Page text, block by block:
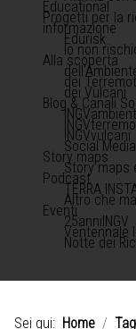
Educational
Progetti per la
informazione
Edurisk
Io non
Alla scoperta
dei
dei Vulcani
Blog & Canali
INGVvulcani
Social Media
Story maps
Story maps
Podcast
TERRA
Altro che
Eventi
25anniINGV
Ventennale
Notte dei
Sei qui: Home Tag